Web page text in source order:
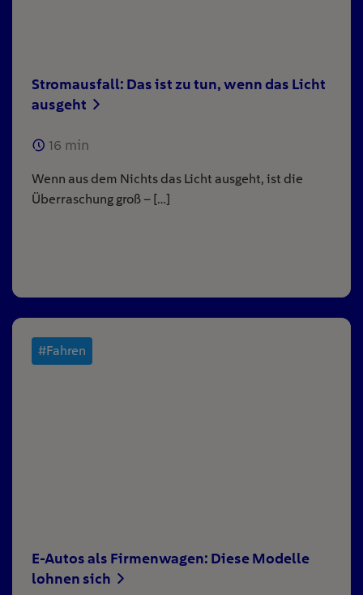
Stromausfall: Das ist zu tun, wenn das Licht
ausgeht
16 min
Wenn aus dem Nichts das Licht ausgeht, ist die
Überraschung groß – […]
#Fahren
E-Autos als Firmenwagen: Diese Modelle
lohnen sich